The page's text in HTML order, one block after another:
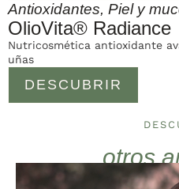
Antioxidantes, Piel y
OlioVita® Radiance
DESCUBRIR
Nutricosmética antioxidante
uñas
otros